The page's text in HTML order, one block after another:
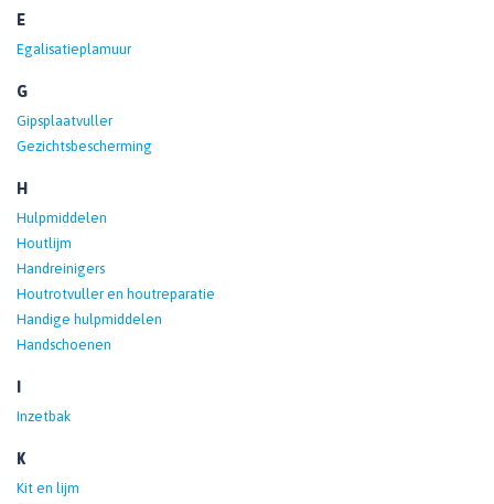
E
Egalisatieplamuur
G
Gipsplaatvuller
Gezichtsbescherming
H
Hulpmiddelen
Houtlijm
Handreinigers
Houtrotvuller en houtreparatie
Handige hulpmiddelen
Handschoenen
I
Inzetbak
K
Kit en lijm